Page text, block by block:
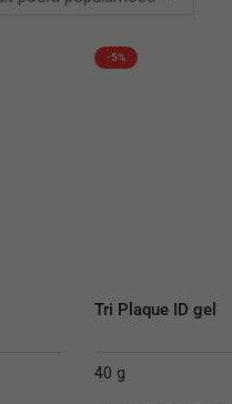
-5%
Tri Plaque ID gel
40 g